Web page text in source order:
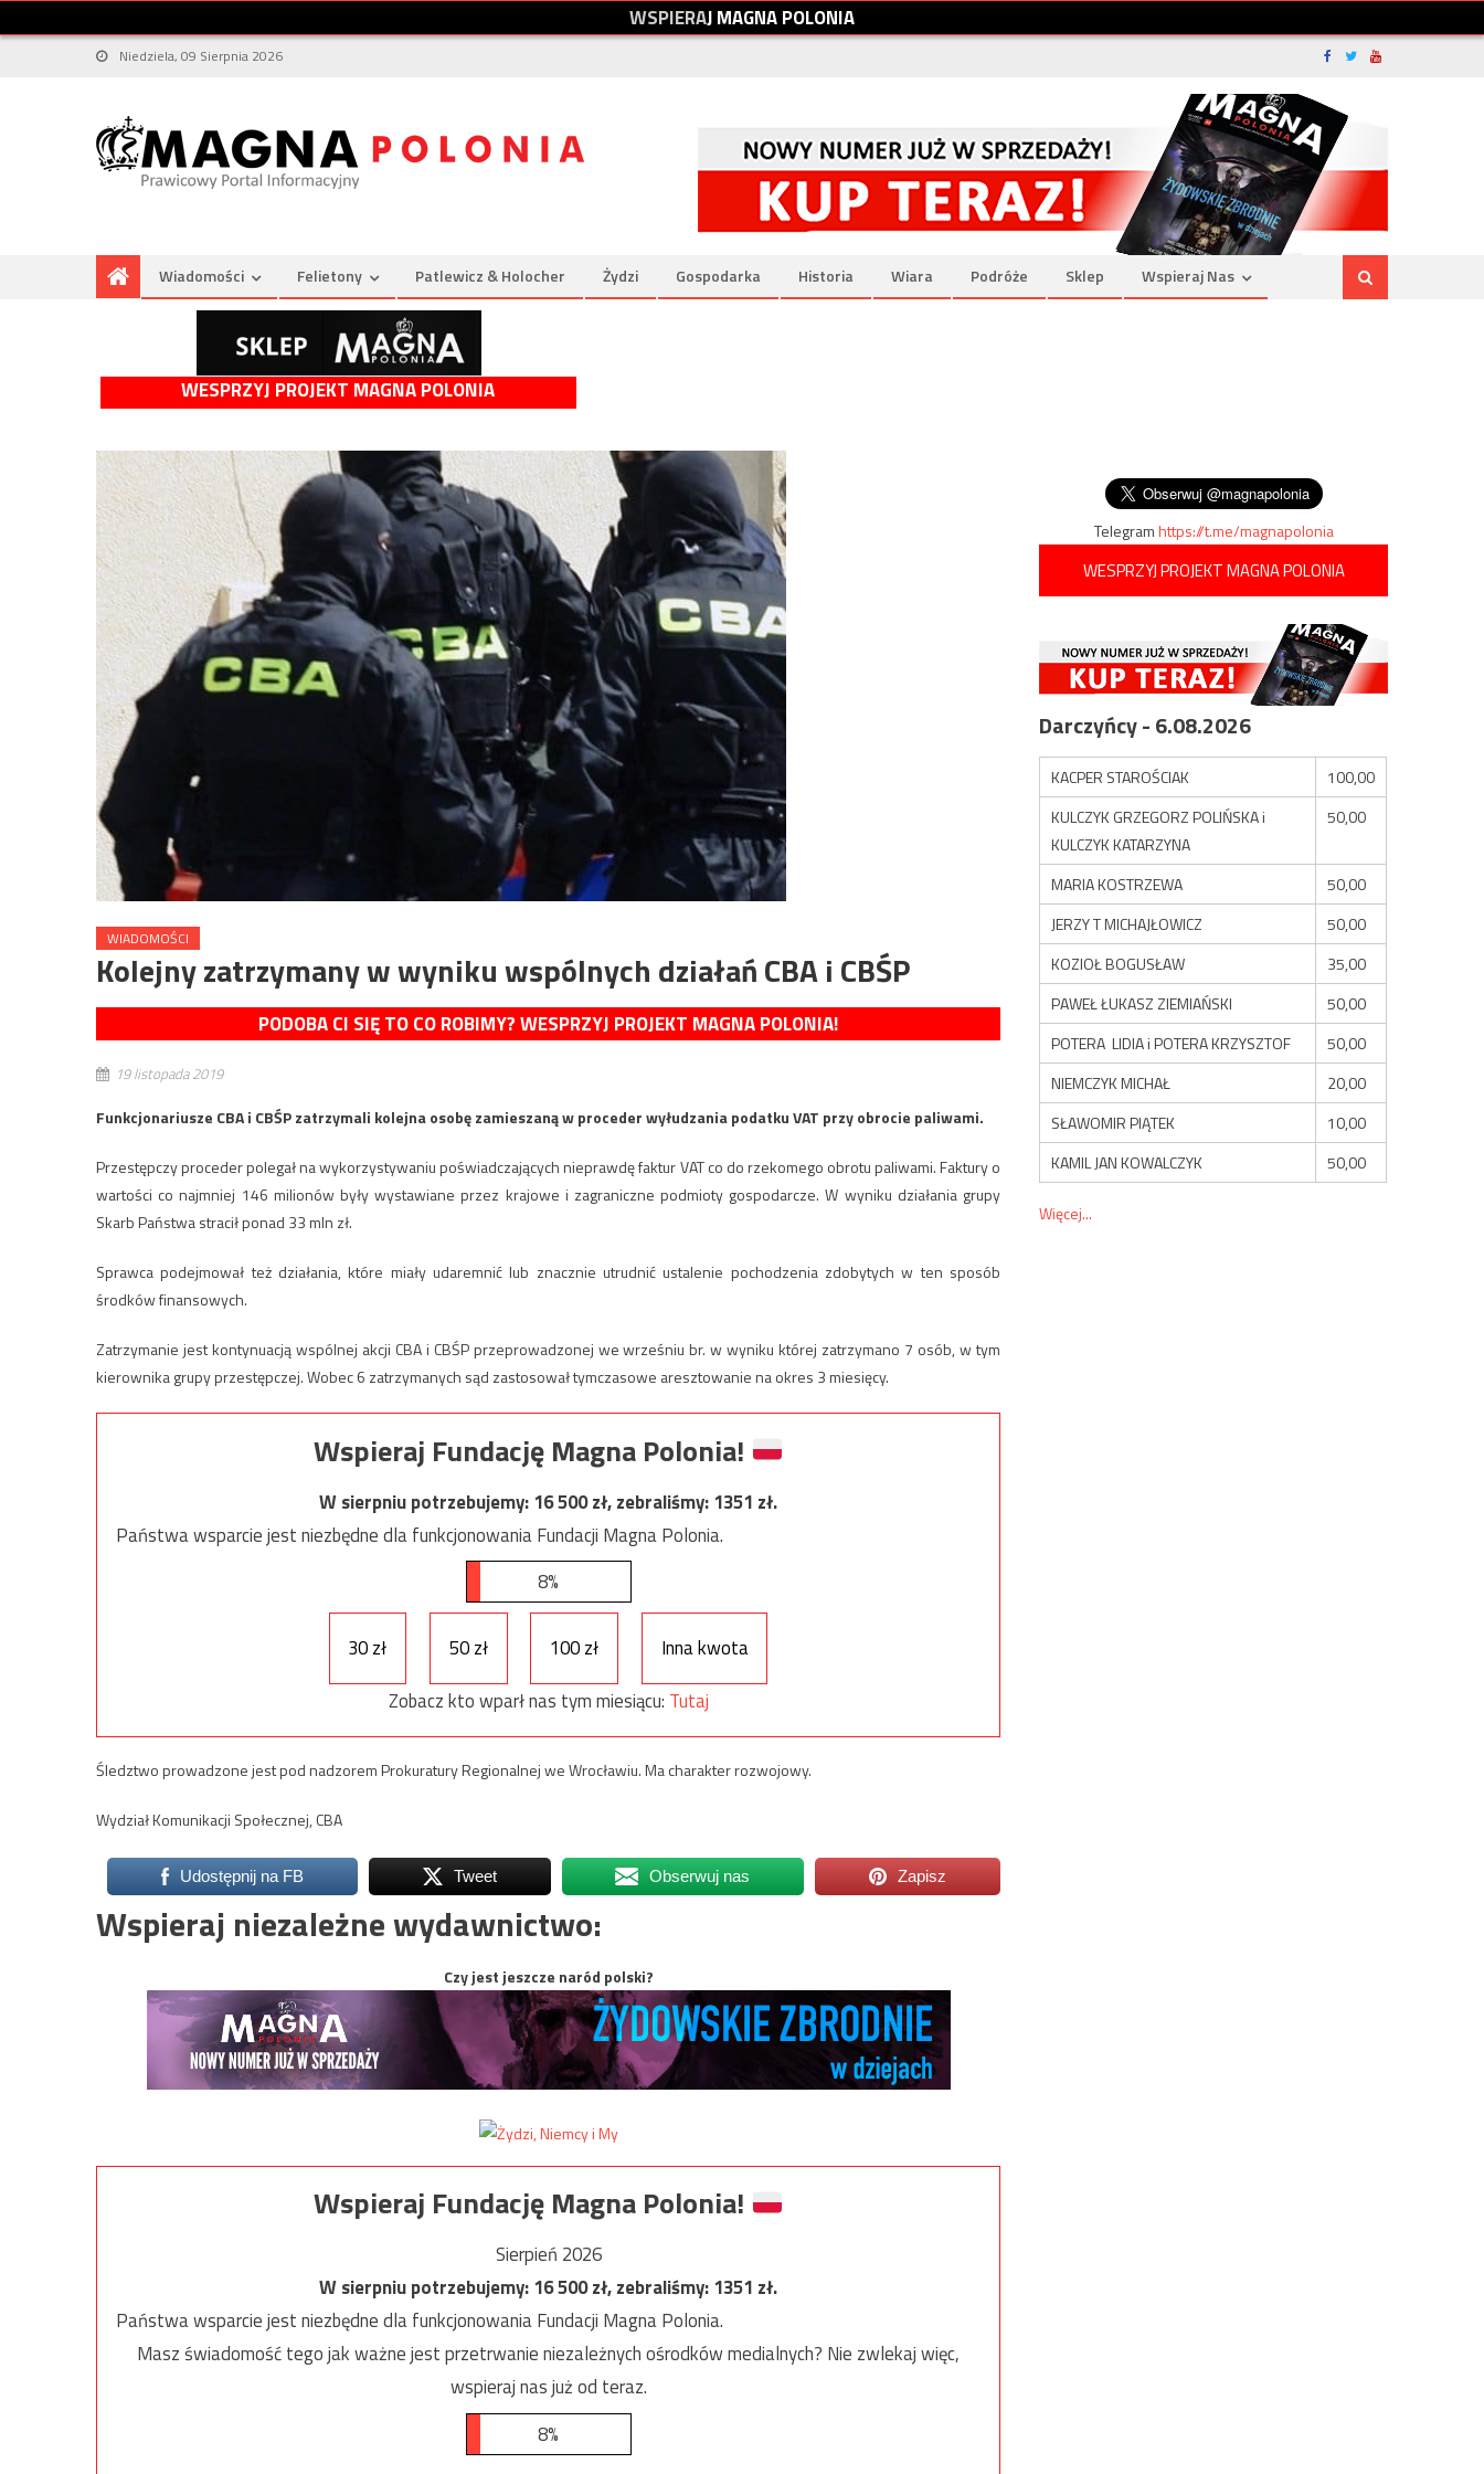
WSPIERAJMAGNAPOLONIA
Niedziela, 09 Sierpnia 2026
Wiadomości Felietony Patlewicz & Holocher Żydzi Gospodarka Historia Wiara Podróże Sklep Wspieraj Nas
WESPRZYJ PROJEKT MAGNA POLONIA
WIADOMOŚCI
Kolejny zatrzymany w wyniku wspólnych działań CBA i CBŚP
PODOBA CI SIĘ TO CO ROBIMY? WESPRZYJ PROJEKT MAGNA POLONIA!
19 listopada 2019
Funkcjonariusze CBA i CBŚP zatrzymali kolejna osobę zamieszaną w proceder wyłudzania podatku VAT przy obrocie paliwami.
Przestępczy proceder polegał na wykorzystywaniu poświadczających nieprawdę faktur VAT co do rzekomego obrotu paliwami. Faktury o
wartości co najmniej 146 milionów były wystawiane przez krajowe i zagraniczne podmioty gospodarcze. W wyniku działania grupy
Skarb Państwa stracił ponad 33 mln zł.
Sprawca podejmował też działania, które miały udaremnić lub znacznie utrudnić ustalenie pochodzenia zdobytych w ten sposób
środków finansowych.
Zatrzymanie jest kontynuacją wspólnej akcji CBA i CBŚP przeprowadzonej we wrześniu br. w wyniku której zatrzymano 7 osób, w tym
kierownika grupy przestępczej. Wobec 6 zatrzymanych sąd zastosował tymczasowe aresztowanie na okres 3 miesięcy.
Wspieraj Fundację Magna Polonia!
W sierpniu potrzebujemy:16 500zł, zebraliśmy:1351 zł.
Państwa wsparcie jest niezbędne dla funkcjonowania Fundacji Magna Polonia.
8%
30 zł 50 zł 100 zł
Inna kwota
Zobacz kto wparł nas tym miesiącu: Tutaj
Śledztwo prowadzone jest pod nadzorem Prokuratury Regionalnej we Wrocławiu. Ma charakter rozwojowy.
Wydział Komunikacji Społecznej, CBA
Udostępnij na FB Tweet Obserwuj nas Zapisz
Wspieraj niezależne wydawnictwo:
Czy jest jeszcze naród polski?
Wspieraj Fundację Magna Polonia!
Sierpień 2026
W sierpniu potrzebujemy:16 500zł, zebraliśmy:1351 zł.
Państwa wsparcie jest niezbędne dla funkcjonowania Fundacji Magna Polonia.
Masz świadomość tego jak ważne jest przetrwanie niezależnych ośrodków medialnych? Nie zwlekaj więc,
wspieraj nas już od teraz.
8%
Telegramhttps://t.me/magnapolonia
WESPRZYJ PROJEKT MAGNA POLONIA
Darczyńcy - 6.08.2026
KACPER STAROŚCIAK
100,00
KULCZYK GRZEGORZ POLIŃSKA i
KULCZYK KATARZYNA
50,00
MARIA KOSTRZEWA
50,00
JERZY T MICHAJŁOWICZ
50,00
KOZIOŁ BOGUSŁAW
35,00
PAWEŁ ŁUKASZ ZIEMIAŃSKI
50,00
POTERA LIDIA i POTERA KRZYSZTOF
50,00
NIEMCZYK MICHAŁ
20,00
SŁAWOMIR PIĄTEK
10,00
KAMIL JAN KOWALCZYK
50,00
Więcej...